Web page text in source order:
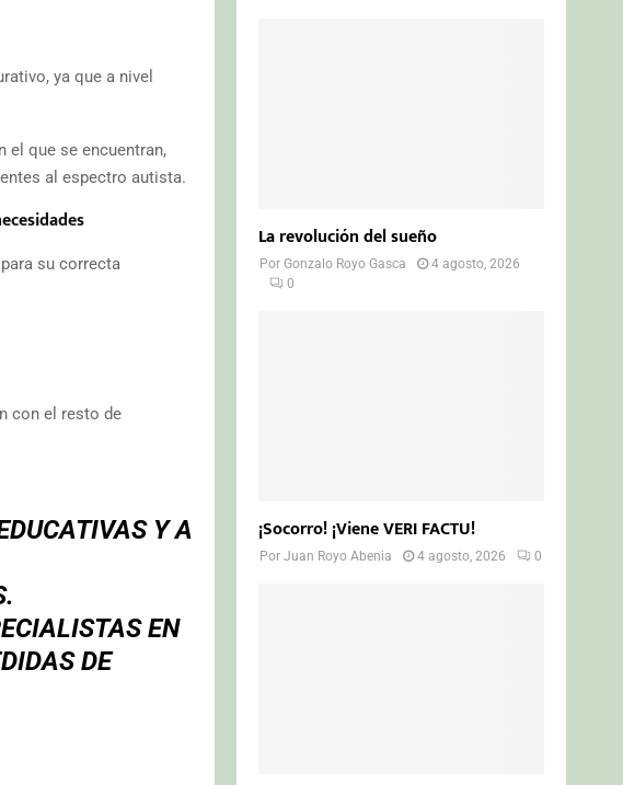
ya que a nivel
el que se encuentran,
al espectro autista.
su correcta
con el resto de
Y A
EN
DE
La revolución del sueño
PorGonzalo Royo Gasca
4 agosto, 2026
0
¡Socorro! ¡Viene VERI FACTU!
PorJuan Royo Abenia 4 agosto, 2026 0